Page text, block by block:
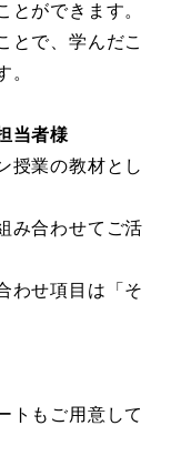
とができます。
とで、学んだこ
。
当者様
授業の教材とし
み合わせてご活
わせ項目は「そ
トもご用意して